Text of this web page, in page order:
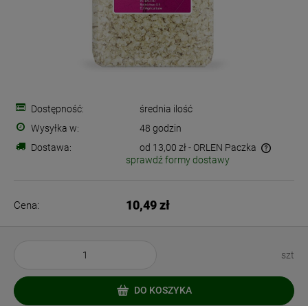
Dostępność:
średnia ilość
Wysyłka w:
48 godzin
Dostawa:
od 13,00 zł- ORLEN Paczka
Cena nie zawiera ewentualnych kosztów płatności
sprawdź formy dostawy
Cena: 10,49 zł
szt
DO KOSZYKA